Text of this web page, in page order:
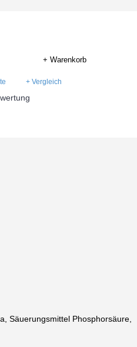
+ Warenkorb
+ Vergleich
Säuerungsmittel Phosphorsäure,